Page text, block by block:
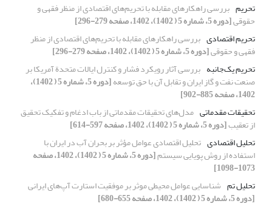
تحریم بررسی راهکارهای مقابله با تحریم‌های اقتصادی از منظر فقهی و
حقوقی[دوره 5، شماره 5 ( 1402)، 1402، صفحه 279-296]
تحریم اقتصادی بررسی راهکارهای مقابله با تحریم‌های اقتصادی از منظر
فقهی و حقوقی[دوره 5، شماره 5 ( 1402)، 1402، صفحه 279-296]
تحریم یک‌جانبه بررسی آثار رویکرد فشار و کنترل ایالات‌ متحدة آمریکا بر
صنعت نفت و گاز ایران و تقابل آن با حق توسعه [دوره 5، شماره 5 ( 1402)،
1402، صفحه 885-902]
تحقیقات مقدماتی مدل‌های تحقیقات مقدماتی از باب ادغام و تفکیک تحقیق
از تعقیب[دوره 5، شماره 5 ( 1402)، 1402، صفحه 597-614]
تحلیل اقتصادی تحلیل اقتصادی عوامل مؤثر بر بحران آب در ایران با
استفاده از روش پویایی سیستم [دوره 5، شماره 5 ( 1402)، 1402، صفحه
1073-1098]
تحلیل تم شناسایی عوامل محیطی موثر بر موفقیت استارت آپ‌های ایرانی
[دوره 5، شماره 5 ( 1402)، 1402، صفحه 655-680]